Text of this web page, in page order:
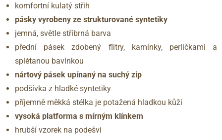
komfortní kulatý střih
pásky vyrobeny ze strukturované syntetiky
jemná, světle stříbrná barva
přední pásek zdobený flitry, kamínky, perličkami a
splétanou bavlnkou
nártový pásek upínaný na suchý zip
podšívka z hladké syntetiky
příjemně měkká stélka je potažená hladkou kůží
vysoká platforma s mírným klínkem
hrubší vzorek na podešvi